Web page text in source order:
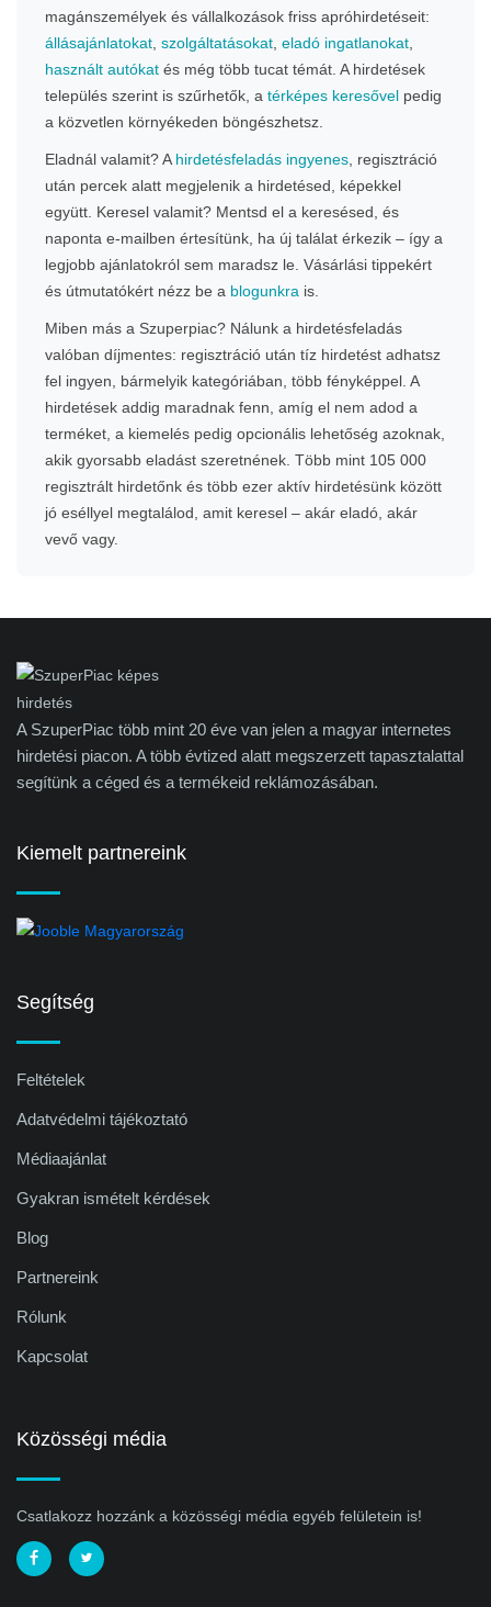
magánszemélyek és vállalkozások friss apróhirdetéseit:
állásajánlatokat szolgáltatásokat eladó ingatlanokat
használt autókat és még több tucat témát. A hirdetések
település szerint is szűrhetők, a térképes keresővel pedig
a közvetlen környékeden böngészhetsz.
Eladnál valamit? A hirdetésfeladás ingyenes , regisztráció
után percek alatt megjelenik a hirdetésed, képekkel
együtt. Keresel valamit? Mentsd el a keresésed, és
naponta e-mailben értesítünk, ha új találat érkezik – így a
legjobb ajánlatokról sem maradsz le. Vásárlási tippekért
és útmutatókért nézz be a blogunkra is.
Miben más a Szuperpiac? Nálunk a hirdetésfeladás
valóban díjmentes: regisztráció után tíz hirdetést adhatsz
fel ingyen, bármelyik kategóriában, több fényképpel. A
hirdetések addig maradnak fenn, amíg el nem adod a
terméket, a kiemelés pedig opcionális lehetőség azoknak,
akik gyorsabb eladást szeretnének. Több mint 105 000
regisztrált hirdetőnk és több ezer aktív hirdetésünk között
jó eséllyel megtalálod, amit keresel – akár eladó, akár
vevő vagy.
A SzuperPiac több mint 20 éve van jelen a magyar internetes
hirdetési piacon. A több évtized alatt megszerzett tapasztalattal
segítünk a céged és a termékeid reklámozásában.
Kiemelt partnereink
Segítség
Feltételek
Adatvédelmi tájékoztató
Médiaajánlat
Gyakran ismételt kérdések
Blog
Partnereink
Rólunk
Kapcsolat
Közösségi média
Csatlakozz hozzánk a közösségi média egyéb felületein is!